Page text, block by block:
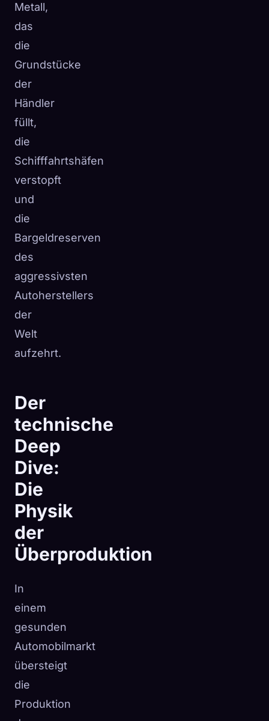
Metall,
das
die
Grundstücke
der
Händler
füllt,
die
Schifffahrtshäfen
verstopft
und
die
Bargeldreserven
des
aggressivsten
Autoherstellers
der
Welt
aufzehrt.
Der
technische
Deep
Dive:
Die
Physik
der
Überproduktion
In
einem
gesunden
Automobilmarkt
übersteigt
die
Produktion